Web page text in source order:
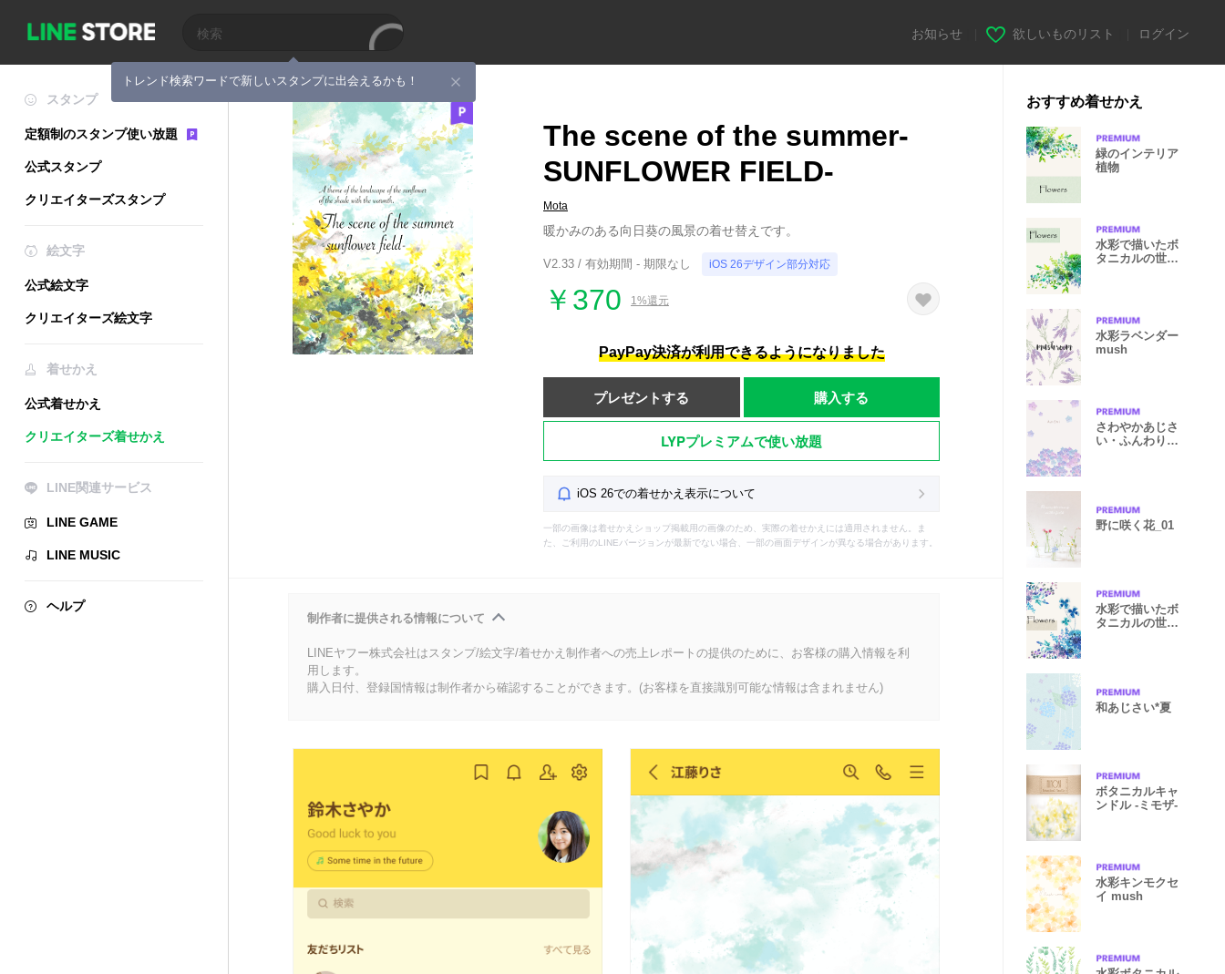
トレンド検索ワードで新しいスタンプに出会えるかも！
お知らせ 欲しいものリスト ログイン
スタンプ
定額制のスタンプ使い放題
公式スタンプ
クリエイターズスタンプ
絵文字
公式絵文字
クリエイターズ絵文字
着せかえ
公式着せかえ
クリエイターズ着せかえ
LINE関連サービス
LINE GAME
LINE MUSIC
ヘルプ
The scene of the summer-
SUNFLOWER FIELD-
Mota
暖かみのある向日葵の風景の着せ替えです。
V2.33 / 有効期間 - 期限なし iOS 26デザイン部分対応
￥370 1%還元
PayPay決済が利用できるようになりました
プレゼントする 購入する
LYPプレミアムで使い放題
iOS 26での着せかえ表示について
一部の画像は着せかえショップ掲載用の画像のため、実際の着せかえには適用されません。ま
た、ご利用のLINEバージョンが最新でない場合、一部の画面デザインが異なる場合があります。
制作者に提供される情報について
LINEヤフー株式会社はスタンプ/絵文字/着せかえ制作者への売上レポートの提供のために、お客様の購入情報を利
用します。
購入日付、登録国情報は制作者から確認することができます。(お客様を直接識別可能な情報は含まれません)
おすすめ着せかえ
緑のインテリア
植物
水彩で描いたボ
タニカルの世
水彩ラベンダー
mush
さわやかあじさ
い・ふんわりガ
野に咲く花_01
水彩で描いたボ
タニカルの世界
和あじさい*夏
ボタニカルキャ
ンドル -ミモザ-
水彩キンモクセ
イ mush